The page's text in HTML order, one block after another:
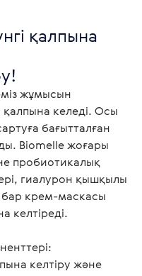
қалпына
жұмысын
келеді. Осы
бағытталған
Biomelle жоғары
пробиотикалық
гиалурон қышқылы
крем-маскасы
келтіреді.
келтіру және